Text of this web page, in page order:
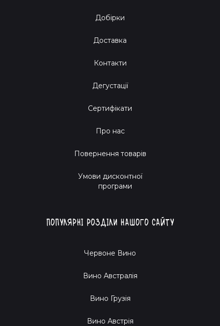
Добірки
Доставка
Контакти
Дегустації
Сертифікати
Про нас
Повернення товарів
Умови дисконтної
програми
Популярні розділи нашого сайту
Червоне Вино
Вино Австралія
Вино Грузія
Вино Австрія